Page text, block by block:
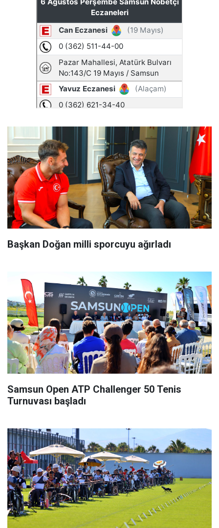
Başkan Doğan milli sporcuyu ağırladı
Samsun Open ATP Challenger 50 Tenis
Turnuvası başladı